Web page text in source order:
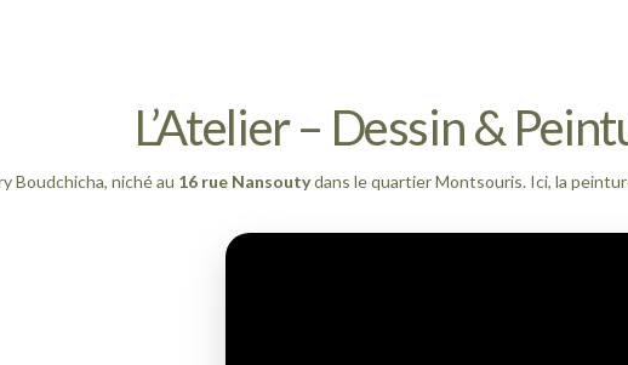
L’Atelier – Dessin &
Boudchicha, niché au 16 rue Nansoutydans le quartier Montsouris. Ici, la